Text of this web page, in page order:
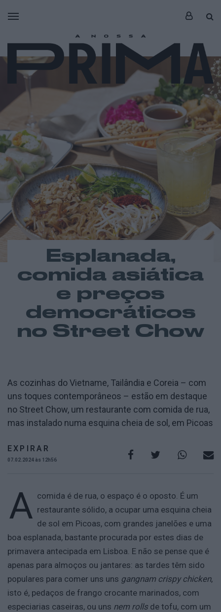
Esplanada,
comida asiática
e preços
democráticos
no Street Chow
As cozinhas do Vietname, Tailândia e Coreia – com
uns toques contemporâneos – estão em destaque
no Street Chow, um restaurante com comida de rua,
mas instalado numa esquina cheia de sol, em Picoas
EXPIRAR
07.02.2024 às 12h56
A comida é de rua, o espaço é o oposto. É um
restaurante sólido, a ocupar uma esquina cheia
de sol em Picoas, com grandes janelões e uma
boa esplanada, bastante procurada por estes dias de
primavera antecipada em Lisboa. E não se pense que é
apenas para almoços ou jantares: as tardes têm sido
populares para comer uns uns gangnam crispy chicken,
isto é, pedaços de frango crocante marinados, com
especiarias caseiras, ou uns nem rollsde tofu, com um